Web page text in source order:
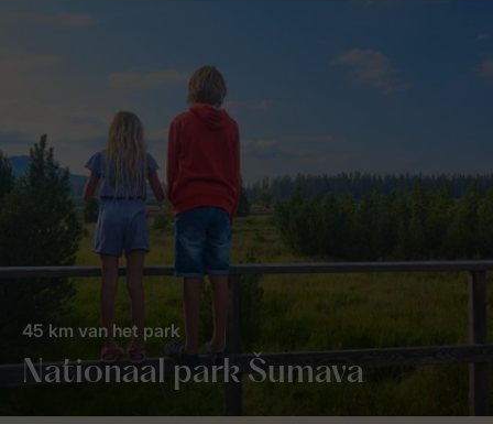
Nationaal park Šumava
45 km van het park